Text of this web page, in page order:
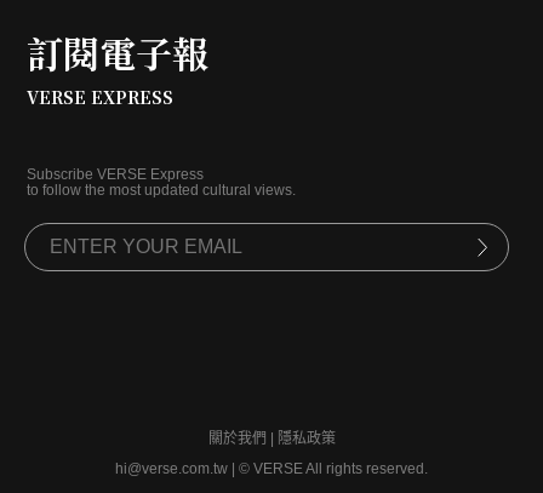
訂閱電子報
VERSE EXPRESS
Subscribe VERSE Express
to follow the most updated cultural views.
關於我們
隱私政策
hi@verse.com.tw
© VERSE All rights reserved.